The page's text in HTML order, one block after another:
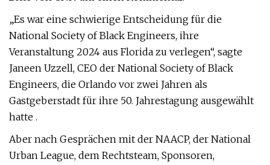
„Es war eine schwierige Entscheidung für die
National Society of Black Engineers, ihre
Veranstaltung 2024 aus Florida zu verlegen“, sagte
Janeen Uzzell, CEO der National Society of Black
Engineers, die Orlando vor zwei Jahren als
Gastgeberstadt für ihre 50. Jahrestagung ausgewählt
hatte .
Aber nach Gesprächen mit der NAACP, der National
Urban League, dem Rechtsteam, Sponsoren,